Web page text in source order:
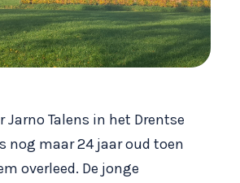
Jarno Talens in het Drentse
nog maar 24 jaar oud toen
overleed. De jonge